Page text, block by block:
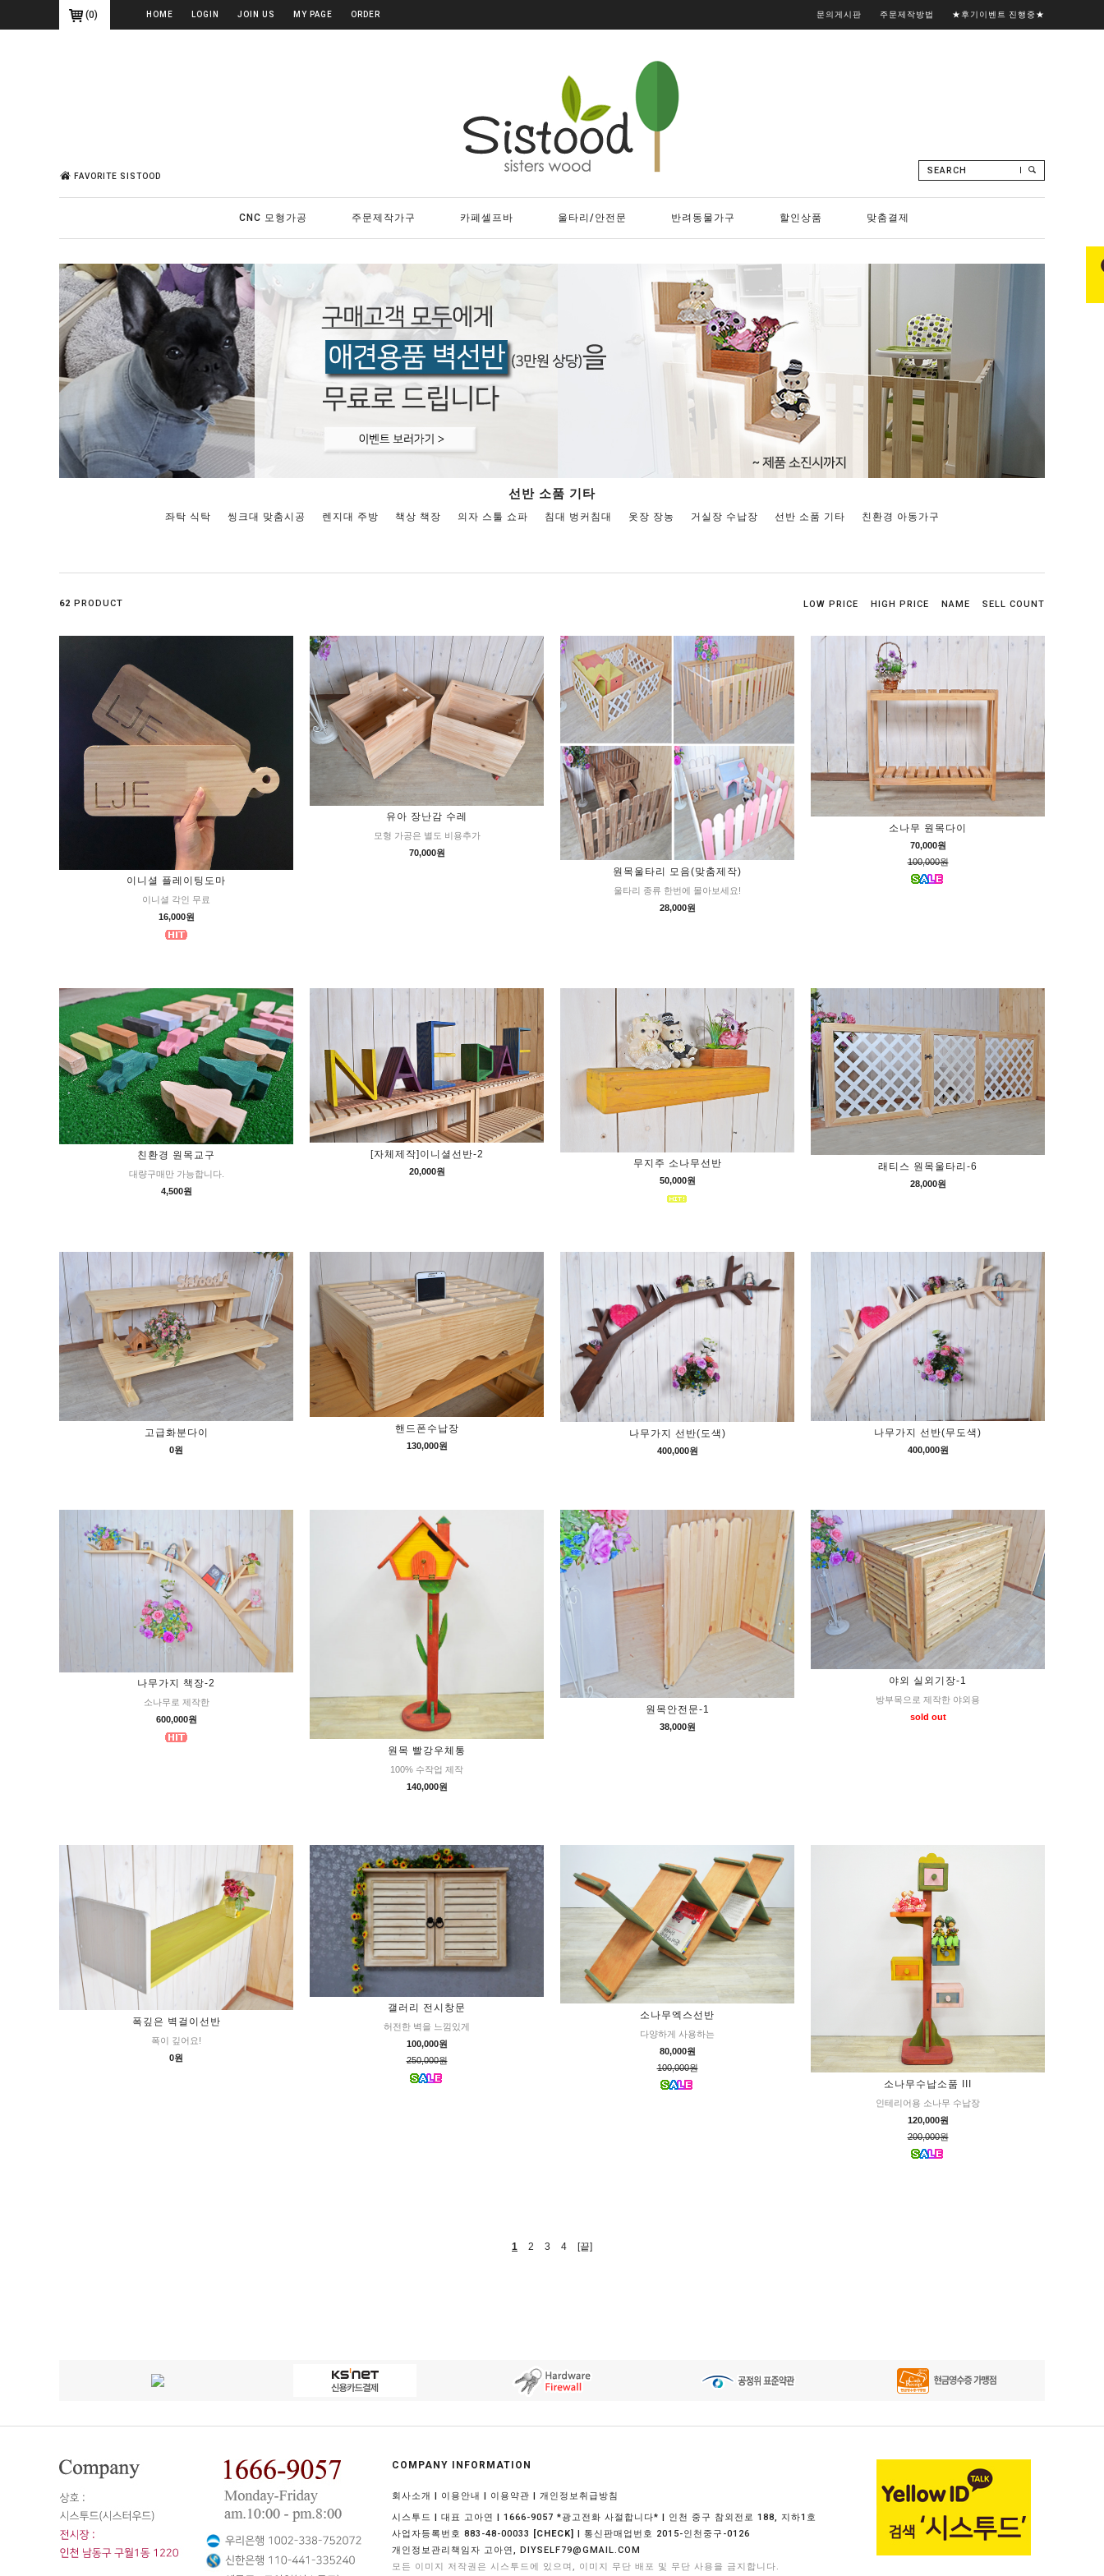
(0) HOME LOGIN JOIN US MY PAGE ORDER 문의게시판 주문제작방법 ★후기이벤트 진행중★
FAVORITE SISTOOD
SEARCH
CNC 모형가공 주문제작가구 카페셀프바 울타리/안전문 반려동물가구 할인상품 맞춤결제
선반 소품 기타
좌탁 식탁 씽크대 맞춤시공 렌지대 주방 책상 책장 의자 스툴 쇼파 침대 벙커침대 옷장 장농 거실장 수납장 선반 소품 기타 친환경 아동가구
62 PRODUCT LOW PRICE HIGH PRICE NAME SELL COUNT
이니셜 플레이팅도마
이니셜 각인 무료
16,000원
유아 장난감 수레
모형 가공은 별도 비용추가
70,000원
원목울타리 모음(맞춤제작)
울타리 종류 한번에 몰아보세요!
28,000원
소나무 원목다이
70,000원
100,000원
친환경 원목교구
대량구매만 가능합니다.
4,500원
[자체제작]이니셜선반-2
20,000원
무지주 소나무선반
50,000원
래티스 원목울타리-6
28,000원
고급화분다이
0원
핸드폰수납장
130,000원
나무가지 선반(도색)
400,000원
나무가지 선반(무도색)
400,000원
나무가지 책장-2
소나무로 제작한
600,000원
원목 빨강우체통
100% 수작업 제작
140,000원
원목안전문-1
38,000원
야외 실외기장-1
방부목으로 제작한 야외용
sold out
폭깊은 벽걸이선반
폭이 깊어요!
0원
갤러리 전시창문
허전한 벽을 느낌있게
100,000원
250,000원
소나무엑스선반
다양하게 사용하는
80,000원
100,000원
소나무수납소품 III
인테리어용 소나무 수납장
120,000원
200,000원
1 2 3 4 [끝]
COMPANY INFORMATION
회사소개 | 이용안내 | 이용약관 | 개인정보취급방침
시스투드 | 대표 고아연 | 1666-9057 *광고전화 사절합니다* | 인천 중구 참외전로 188, 지하1호
사업자등록번호 883-48-00033
[CHECK] | 통신판매업번호 2015-인천중구-0126
개인정보관리책임자 고아연, DIYSELF79@GMAIL.COM
모든 이미지 저작권은 시스투드에 있으며, 이미지 무단 배포 및 무단 사용을 금지합니다.